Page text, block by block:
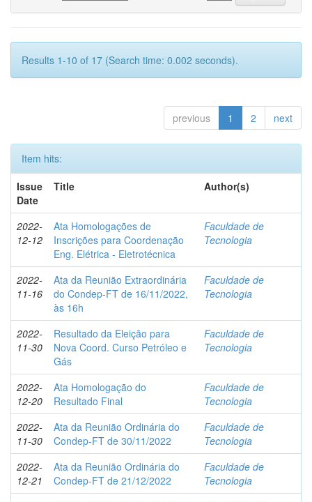
Results 1-10 of 17 (Search time: 0.002 seconds).
previous 1 2 next
Item hits:
Issue
Date
Title Author(s)
2022-
12-12
Ata Homologações de
Inscrições para Coordenação
Eng. Elétrica - Eletrotécnica
Faculdade de
Tecnologia
2022-
11-16
Ata da Reunião Extraordinária
do Condep-FT de 16/11/2022,
às 16h
Faculdade de
Tecnologia
2022-
11-30
Resultado da Eleição para
Nova Coord. Curso Petróleo e
Gás
Faculdade de
Tecnologia
2022-
12-20
Ata Homologação do
Resultado Final
Faculdade de
Tecnologia
2022-
11-30
Ata da Reunião Ordinária do
Condep-FT de 30/11/2022
Faculdade de
Tecnologia
2022-
12-21
Ata da Reunião Ordinária do
Condep-FT de 21/12/2022
Faculdade de
Tecnologia